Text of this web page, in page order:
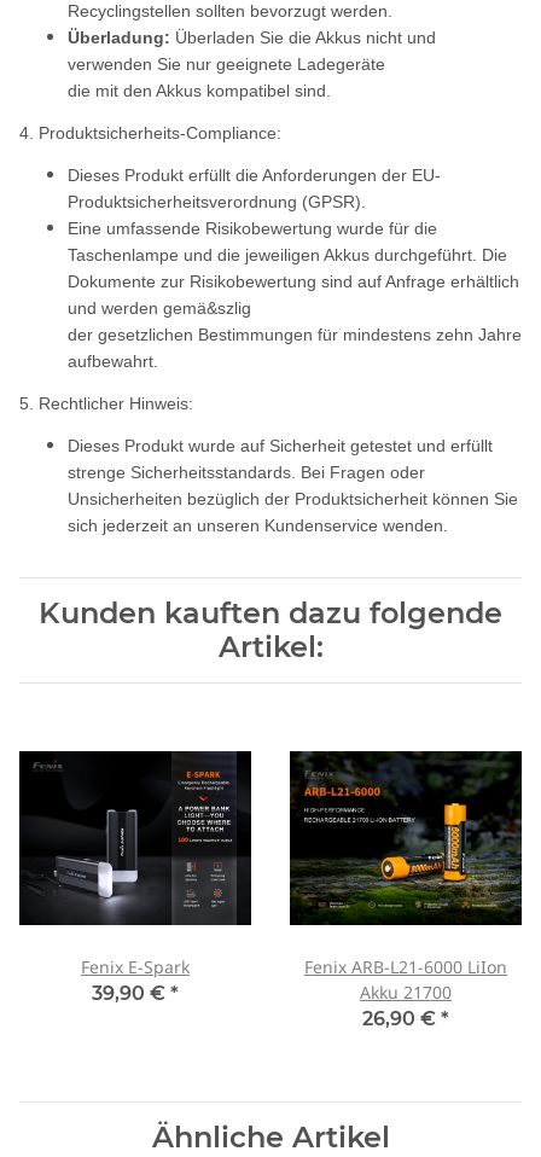
Recyclingstellen sollten bevorzugt werden.
Überladung: Überladen Sie die Akkus nicht und
verwenden Sie nur geeignete Ladegeräte
die mit den Akkus kompatibel sind.
4. Produktsicherheits-Compliance:
Dieses Produkt erfüllt die Anforderungen der EU-
Produktsicherheitsverordnung (GPSR).
Eine umfassende Risikobewertung wurde für die
Taschenlampe und die jeweiligen Akkus durchgeführt. Die
Dokumente zur Risikobewertung sind auf Anfrage erhältlich
und werden gemä&szlig
der gesetzlichen Bestimmungen für mindestens zehn Jahre
aufbewahrt.
5. Rechtlicher Hinweis:
Dieses Produkt wurde auf Sicherheit getestet und erfüllt
strenge Sicherheitsstandards. Bei Fragen oder
Unsicherheiten bezüglich der Produktsicherheit können Sie
sich jederzeit an unseren Kundenservice wenden.
Kunden kauften dazu folgende
Artikel:
Fenix E-Spark
39,90 € *
Fenix ARB-L21-6000 LiIon
Akku 21700
26,90 € *
Ähnliche Artikel